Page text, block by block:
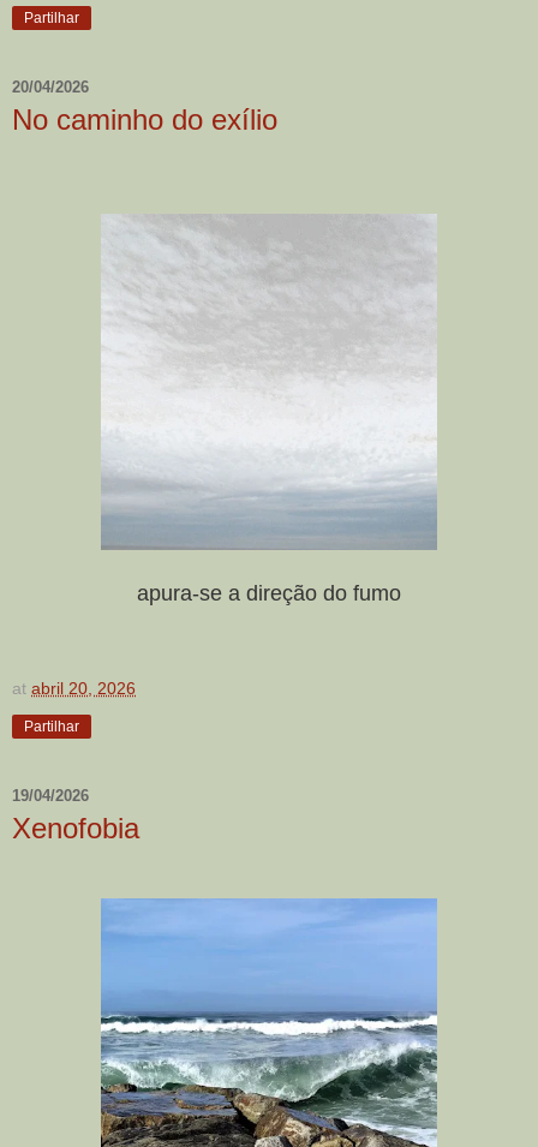
Partilhar
20/04/2026
No caminho do exílio
apura-se a direção do fumo
at abril 20, 2026
Partilhar
19/04/2026
Xenofobia